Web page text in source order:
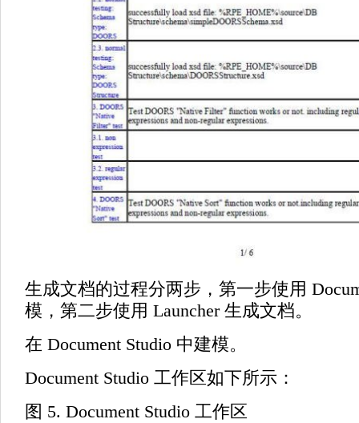
生成文档的过程分两步，第一步使用
模，第二步使用 Launcher 生成文档。
在 Document Studio 中建模。
Document Studio 工作区如下所示：
图 5. Document Studio 工作区